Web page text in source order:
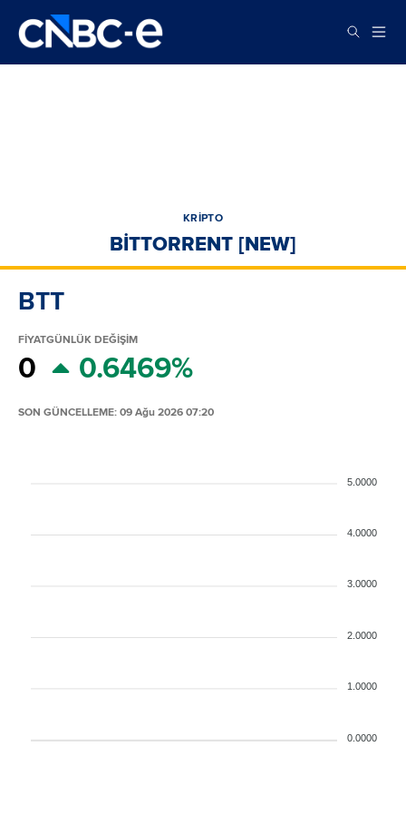
KRİPTO
BITTORRENT [NEW]
BTT
FİYAT
0
GÜNLÜK DEĞİŞİM
0.6469%
SON GÜNCELLEME: 09 Ağu 2026 07:20
5.0000
4.0000
3.0000
2.0000
1.0000
0.0000